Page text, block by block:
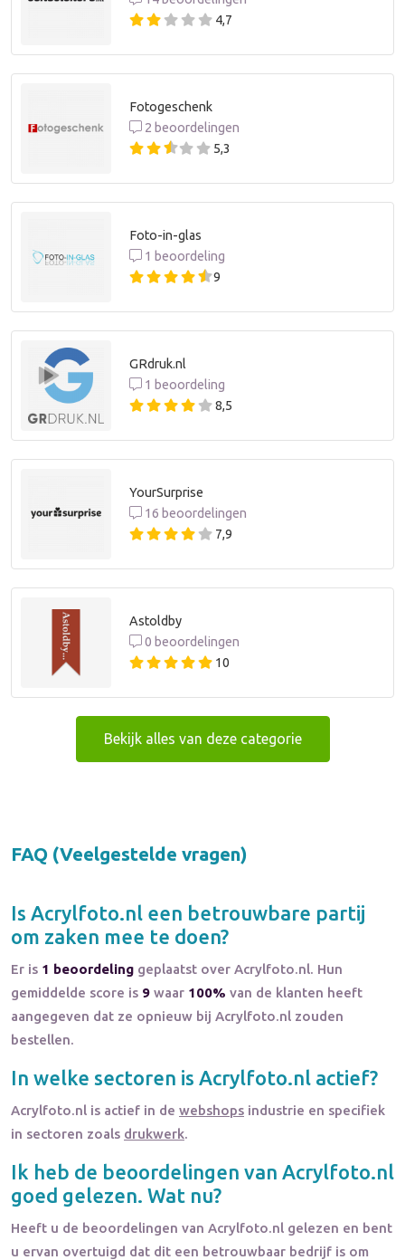
4,7
Fotogeschenk
2 beoordelingen
5,3
Foto-in-glas
1 beoordeling
9
GRdruk.nl
1 beoordeling
8,5
YourSurprise
16 beoordelingen
7,9
Astoldby
0 beoordelingen
10
Bekijk alles van deze categorie
FAQ (Veelgestelde vragen)
Is Acrylfoto.nl een betrouwbare partij
om zaken mee te doen?
Er is 1 beoordeling geplaatst over Acrylfoto.nl. Hun
gemiddelde score is 9 waar 100% van de klanten heeft
aangegeven dat ze opnieuw bij Acrylfoto.nl zouden
bestellen.
In welke sectoren is Acrylfoto.nl actief?
Acrylfoto.nl is actief in de webshops industrie en specifiek
in sectoren zoals drukwerk.
Ik heb de beoordelingen van Acrylfoto.nl
goed gelezen. Wat nu?
Heeft u de beoordelingen van Acrylfoto.nl gelezen en bent
u ervan overtuigd dat dit een betrouwbaar bedrijf is om